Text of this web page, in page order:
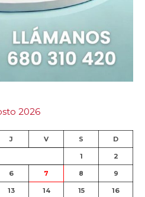
2026
J V S D
1 2
6 7 8 9
13 14 15 16